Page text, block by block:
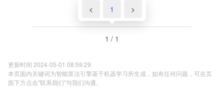
< 1 >
1 / 1
更新时间 2024-05-01 08:59:29
本页面内关键词为智能算法引擎基于机器学习所生成，如有任何问题，可在页
面下方点击"联系我们"与我们沟通。